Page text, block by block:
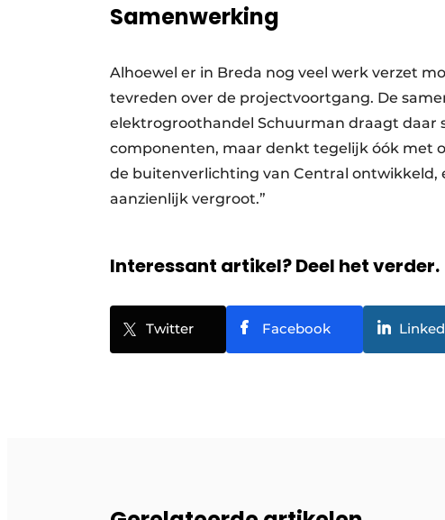
Samenwerking
Alhoewel er in Breda nog veel werk verzet
tevreden over de projectvoortgang. De
elektrogroothandel Schuurman draagt daar
componenten, maar denkt tegelijk óók met
de buitenverlichting van Central
aanzienlijk vergroot.”
Interessant artikel? Deel het verder.
Twitter Facebook